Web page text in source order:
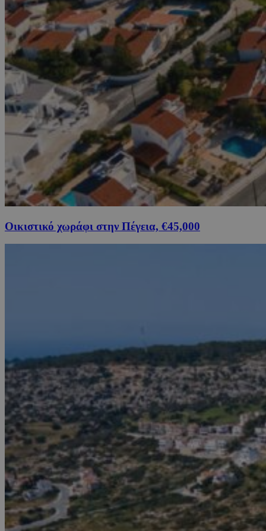
Οικιστικό χωράφι στην Πέγεια, €45,000